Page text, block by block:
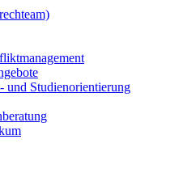
und Studienorientierung